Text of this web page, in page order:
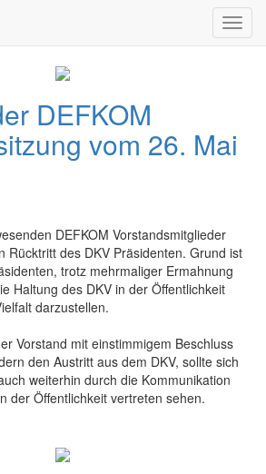
DEFKOM
vom 26. Mai
DEFKOM Vorstandsmitglieder
Rücktritt des DKV Präsidenten. Grund ist
trotz mehrmaliger Ermahnung
Haltung des DKV in der Öffentlichkeit
darzustellen.
Vorstand mit einstimmigem Beschluss
den Austritt aus dem DKV, sollte sich
weiterhin durch die Kommunikation
der Öffentlichkeit vertreten sehen.